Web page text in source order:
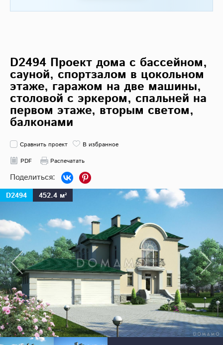
D2494 Проект дома с бассейном,
сауной, спортзалом в цокольном
этаже, гаражом на две машины,
столовой с эркером, спальней на
первом этаже, вторым светом,
балконами
Сравнить проект
В избранное
PDF
Распечатать
D2494 452.4 м²